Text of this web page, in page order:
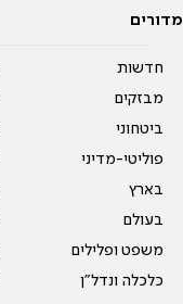
מדורים
חדשות
מבזקים
ביטחוני
פוליטי-מדיני
בארץ
בעולם
משפט ופלילים
כלכלה ונדל"ן